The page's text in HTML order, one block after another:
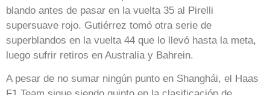
blando antes de pasar en la vuelta 35 al Pirelli
supersuave rojo. Gutiérrez tomó otra serie de
superblandos en la vuelta 44 que lo llevó hasta la meta,
luego sufrir retiros en Australia y Bahrein.
A pesar de no sumar ningún punto en Shanghái, el Haas